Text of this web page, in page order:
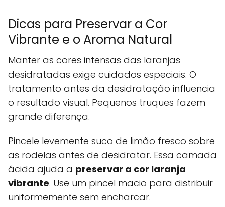
Dicas para Preservar a Cor
Vibrante e o Aroma Natural
Manter as cores intensas das laranjas
desidratadas exige cuidados especiais. O
tratamento antes da desidratação influencia
o resultado visual. Pequenos truques fazem
grande diferença.
Pincele levemente suco de limão fresco sobre
as rodelas antes de desidratar. Essa camada
ácida ajuda a preservar a cor laranja
vibrante. Use um pincel macio para distribuir
uniformemente sem encharcar.